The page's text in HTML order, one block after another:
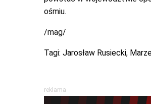
ośmiu.
/mag/
Tagi: Jarosław Rusiecki,
reklama